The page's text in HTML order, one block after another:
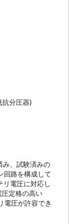
分圧器)
み、試験済みの
回路を構成して
電圧に対応し
定格の高い
電圧が許容でき